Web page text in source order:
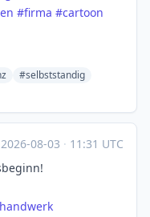
#firma #cartoon
#selbststandig
2026-08-03 · 11:31 UTC
handwerk